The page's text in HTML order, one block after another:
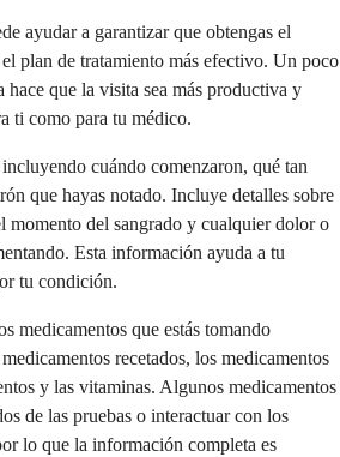
ayudar a garantizar que obtengas el
plan de tratamiento más efectivo. Un poco
que la visita sea más productiva y
ti como para tu médico.
cuándo comenzaron, qué tan
que hayas notado. Incluye detalles sobre
del sangrado y cualquier dolor o
Esta información ayuda a tu
tu condición.
medicamentos que estás tomando
recetados, los medicamentos
y las vitaminas. Algunos medicamentos
de las pruebas o interactuar con los
lo que la información completa es